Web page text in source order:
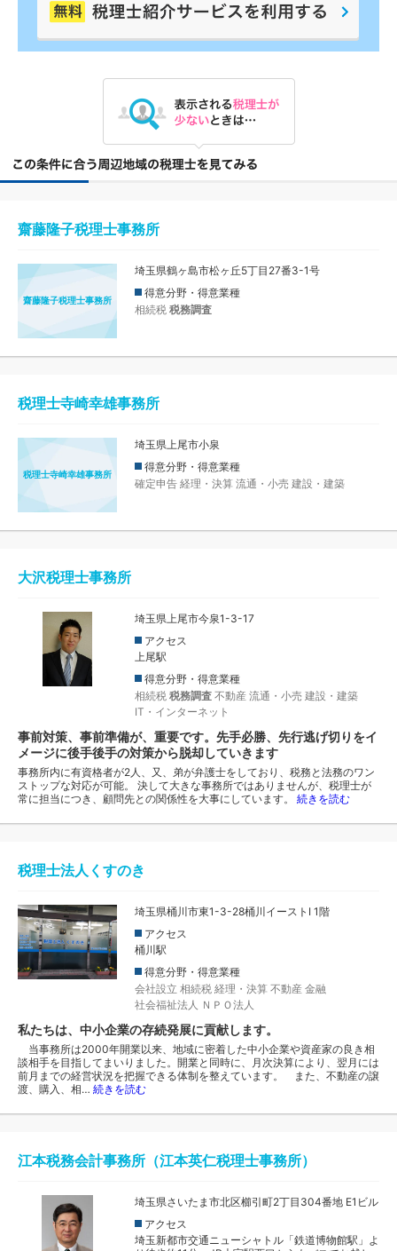
齋藤隆子税理士事務所
齋藤隆子税理士事務所
埼玉県鶴ヶ島市松ヶ丘5丁目27番3-1号
得意分野・得意業種
相続税 税務調査
税理士寺崎幸雄事務所
税理士寺崎幸雄事務所
埼玉県上尾市小泉
得意分野・得意業種
確定申告 経理・決算 流通・小売 建設・建築
大沢税理士事務所
埼玉県上尾市今泉1-3-17
アクセス
上尾駅
得意分野・得意業種
相続税 税務調査 不動産 流通・小売 建設・建築
IT・インターネット
事前対策、事前準備が、重要です。先手必勝、先行逃げ切りをイ
メージに後手後手の対策から脱却していきます
事務所内に有資格者が2人、又、弟が弁護士をしており、税務と法務のワン
ストップな対応が可能。 決して大きな事務所ではありませんが、税理士が
常に担当につき、顧問先との関係性を大事にしています。 続きを読む
税理士法人くすのき
埼玉県桶川市東1-3-28桶川イーストI 1階
アクセス
桶川駅
得意分野・得意業種
会社設立 相続税 経理・決算 不動産 金融
社会福祉法人 ＮＰＯ法人
私たちは、中小企業の存続発展に貢献します。
当事務所は2000年開業以来、地域に密着した中小企業や資産家の良き相
談相手を目指してまいりました。開業と同時に、月次決算により、翌月には
前月までの経営状況を把握できる体制を整えています。 また、不動産の譲
渡、購入、相… 続きを読む
江本税務会計事務所（江本英仁税理士事務所）
埼玉県さいたま市北区櫛引町2丁目304番地 E1ビル
アクセス
埼玉新都市交通ニューシャトル「鉄道博物館駅」よ